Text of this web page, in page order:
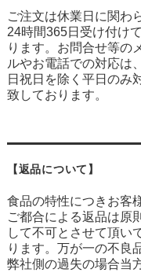
ご注文は休業日に関わ
24時間365日受け付け
ります。お問合せ等の
ルやお電話での対応は
日祝日を除く平日のみ
致しております。
【返品について】
食品の特性につきお客
ご都合による返品は原
して不可とさせて頂い
ります。万が一の不良
弊社側の過失の場合当